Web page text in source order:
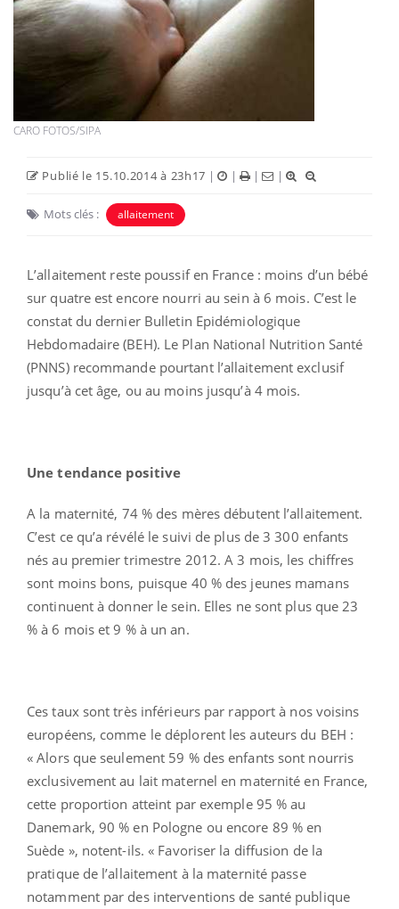
CARO FOTOS/SIPA
Publié le 15.10.2014 à 23h17 | | | |
Mots clés : allaitement
L’allaitement reste poussif en France : moins d’un bébé
sur quatre est encore nourri au sein à 6 mois. C’est le
constat du dernier Bulletin Epidémiologique
Hebdomadaire (BEH). Le Plan National Nutrition Santé
(PNNS) recommande pourtant l’allaitement exclusif
jusqu’à cet âge, ou au moins jusqu’à 4 mois.
Une tendance positive
A la maternité, 74 % des mères débutent l’allaitement.
C’est ce qu’a révélé le suivi de plus de 3 300 enfants
nés au premier trimestre 2012. A 3 mois, les chiffres
sont moins bons, puisque 40 % des jeunes mamans
continuent à donner le sein. Elles ne sont plus que 23
% à 6 mois et 9 % à un an.
Ces taux sont très inférieurs par rapport à nos voisins
européens, comme le déplorent les auteurs du BEH :
« Alors que seulement 59 % des enfants sont nourris
exclusivement au lait maternel en maternité en France,
cette proportion atteint par exemple 95 % au
Danemark, 90 % en Pologne ou encore 89 % en
Suède », notent-ils. « Favoriser la diffusion de la
pratique de l’allaitement à la maternité passe
notamment par des interventions de santé publique